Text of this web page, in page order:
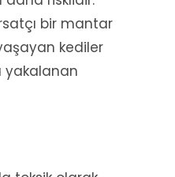
bir mantar
kediler
yakalanan